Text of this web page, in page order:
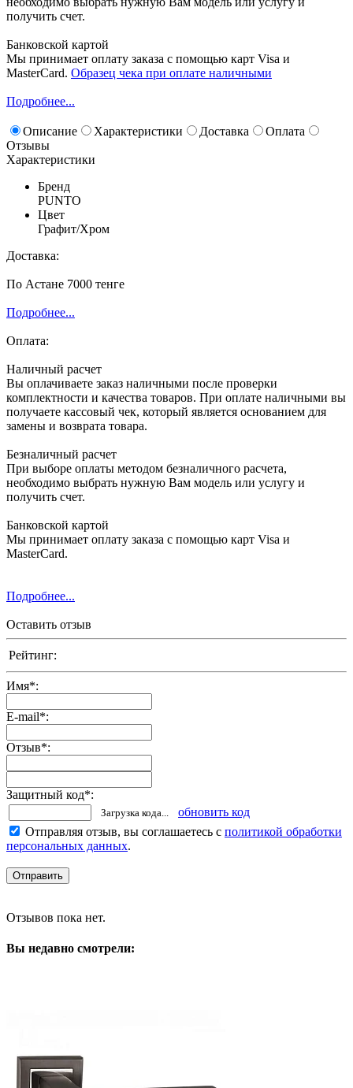
получить счет.
Банковской картой
Мы принимает оплату заказа с помощью карт Visa и
MasterCard. Образец чека при оплате наличными
Подробнее...
Описание Характеристики Доставка
Оплата
Отзывы
Характеристики
Бренд
PUNTO
Цвет
Графит/Хром
Доставка:
По Астане 7000 тенге
Подробнее...
Оплата:
Наличный расчет
Вы оплачиваете заказ наличными после проверки
комплектности и качества товаров. При оплате наличными вы
получаете кассовый чек, который является основанием для
замены и возврата товара.
Безналичный расчет
При выборе оплаты методом безналичного расчета,
необходимо выбрать нужную Вам модель или услугу и
получить счет.
Банковской картой
Мы принимает оплату заказа с помощью карт Visa и
MasterCard.
Подробнее...
Оставить отзыв
Рейтинг:
Имя*:
E-mail*:
Отзыв*:
Защитный код*:
Загрузка кода...
обновить код
Отправляя отзыв, вы соглашаетесь с политикой обработки
персональных данных.
Отзывов пока нет.
Вы недавно смотрели: